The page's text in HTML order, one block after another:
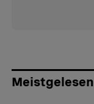
Meistgelesen